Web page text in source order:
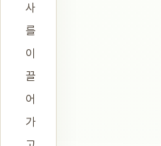
사
를
이
끌
어
가